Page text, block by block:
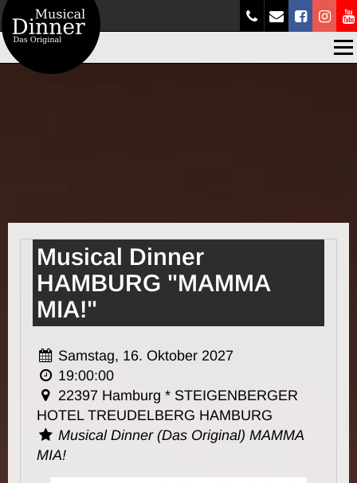
Musical Dinner
HAMBURG "MAMMA
MIA!"
Samstag, 16. Oktober 2027
19:00:00
22397 Hamburg * STEIGENBERGER
HOTEL TREUDELBERG HAMBURG
Musical Dinner (Das Original) MAMMA
MIA!